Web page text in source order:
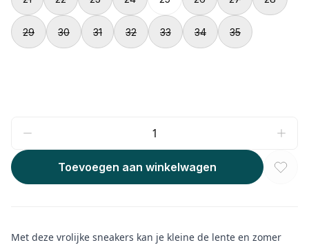
29 30 31 32 33 34 35
Toevoegen aan winkelwagen
Met deze vrolijke sneakers kan je kleine de lente en zomer